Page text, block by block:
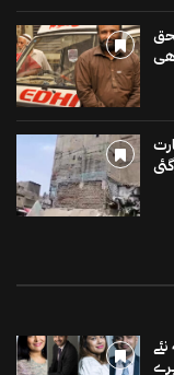
جاں بحق
برطانوی پارلیمنٹ میں 15 برٹش پاکستانی اراکین ؛4 نئے